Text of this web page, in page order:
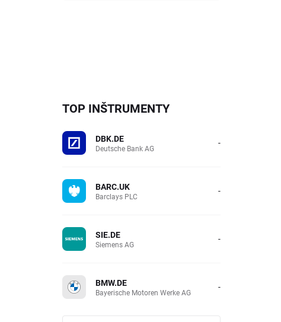
TOP INŠTRUMENTY
DBK.DE
Deutsche Bank AG -
BARC.UK
Barclays PLC -
SIE.DE
Siemens AG -
BMW.DE
Bayerische Motoren Werke AG -